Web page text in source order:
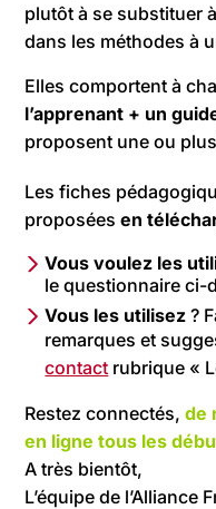
plutôt à se substituer
dans les méthodes à
Elles comportent à
l’apprenant + un
proposent une ou
Les fiches
proposéesen
Vous voulez les
le questionnaire ci-
Vous les utilisez ?
remarques et
contact rubrique «
Restez connectés,de
en ligne tous les
A très bientôt,
L’équipe de l’Alliance